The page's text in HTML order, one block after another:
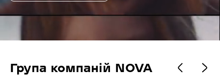
Група компаній NOVA